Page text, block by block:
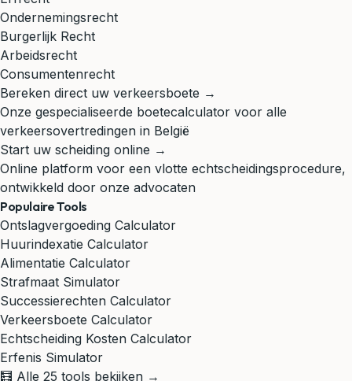
Ondernemingsrecht
Burgerlijk Recht
Arbeidsrecht
Consumentenrecht
Bereken direct uw verkeersboete →
Onze gespecialiseerde boetecalculator voor alle
verkeersovertredingen in België
Start uw scheiding online →
Online platform voor een vlotte echtscheidingsprocedure,
ontwikkeld door onze advocaten
Populaire Tools
Ontslagvergoeding Calculator
Huurindexatie Calculator
Alimentatie Calculator
Strafmaat Simulator
Successierechten Calculator
Verkeersboete Calculator
Echtscheiding Kosten Calculator
Erfenis Simulator
🧮 Alle 25 tools bekijken →